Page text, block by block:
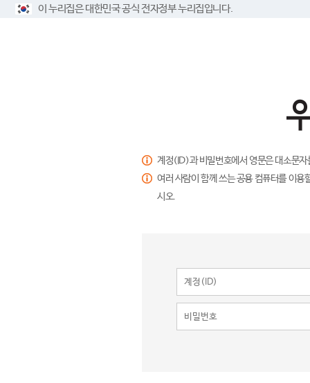
이 누리집은 대한민국 공식 전자정부 누리집입니다.
계정(ID)과 비밀번호에서 영문은 대소문
여러 사람이 함께 쓰는 공용 컴퓨터를 이
시오.